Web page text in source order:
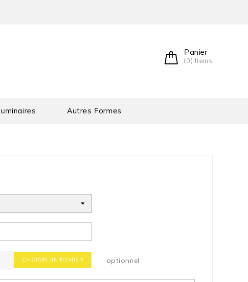
Panier
(0) Items
Autres Formes
CHOISIR UN FICHIER optionnel